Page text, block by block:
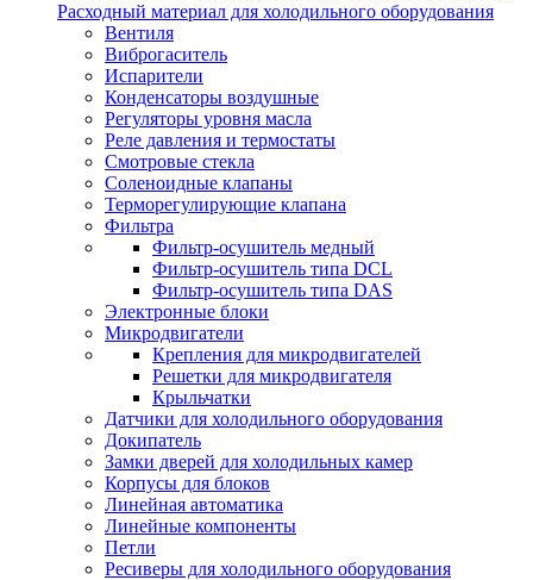
Расходный материал для холодильного оборудования
Вентиля
Виброгаситель
Испарители
Конденсаторы воздушные
Регуляторы уровня масла
Реле давления и термостаты
Смотровые стекла
Соленоидные клапаны
Терморегулирующие клапана
Фильтра
Фильтр-осушитель медный
Фильтр-осушитель типа DCL
Фильтр-осушитель типа DAS
Электронные блоки
Микродвигатели
Крепления для микродвигателей
Решетки для микродвигателя
Крыльчатки
Датчики для холодильного оборудования
Докипатель
Замки дверей для холодильных камер
Корпусы для блоков
Линейная автоматика
Линейные компоненты
Петли
Ресиверы для холодильного оборудования